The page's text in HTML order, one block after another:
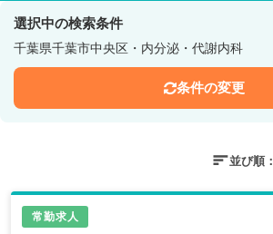
選択中の検索条件
千葉県千葉市中央区・内分泌・代謝内科
条件の変更
並び順：
常勤求人